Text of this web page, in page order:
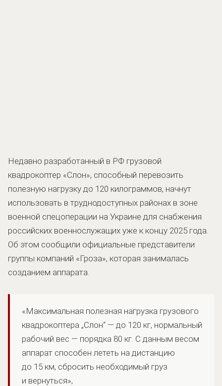
Недавно разработанный в РФ грузовой
квадрокоптер «Слон», способный перевозить
полезную нагрузку до 120 килограммов, начнут
использовать в труднодоступных районах в зоне
военной спецоперации на Украине для снабжения
российских военнослужащих уже к концу 2025 года.
Об этом сообщили официальные представители
группы компаний «Гроза», которая занималась
созданием аппарата.
«Максимальная полезная нагрузка грузового
квадрокоптера „Слон“ — до 120 кг, нормальный
рабочий вес — порядка 80 кг. С данным весом
аппарат способен лететь на дистанцию
до 15 км, сбросить необходимый груз
и вернуться»,